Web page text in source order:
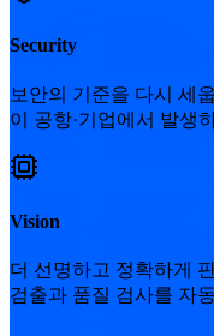
Security
보안의 기준을 다시 세
이 공항·기업에서 발생
Vision
더 선명하고 정확하게
검출과 품질 검사를 자